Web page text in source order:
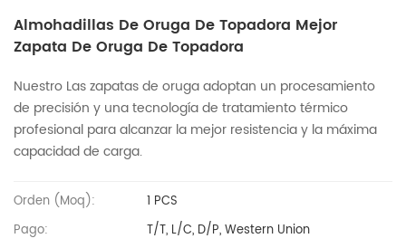
Almohadillas De Oruga De Topadora Mejor
Zapata De Oruga De Topadora
Nuestro Las zapatas de oruga adoptan un procesamiento
de precisión y una tecnología de tratamiento térmico
profesional para alcanzar la mejor resistencia y la máxima
capacidad de carga.
Orden (moq):
1 PCS
Pago:
T/T, L/C, D/P, Western Union